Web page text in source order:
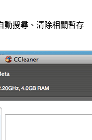
動搜尋、清除相關暫存